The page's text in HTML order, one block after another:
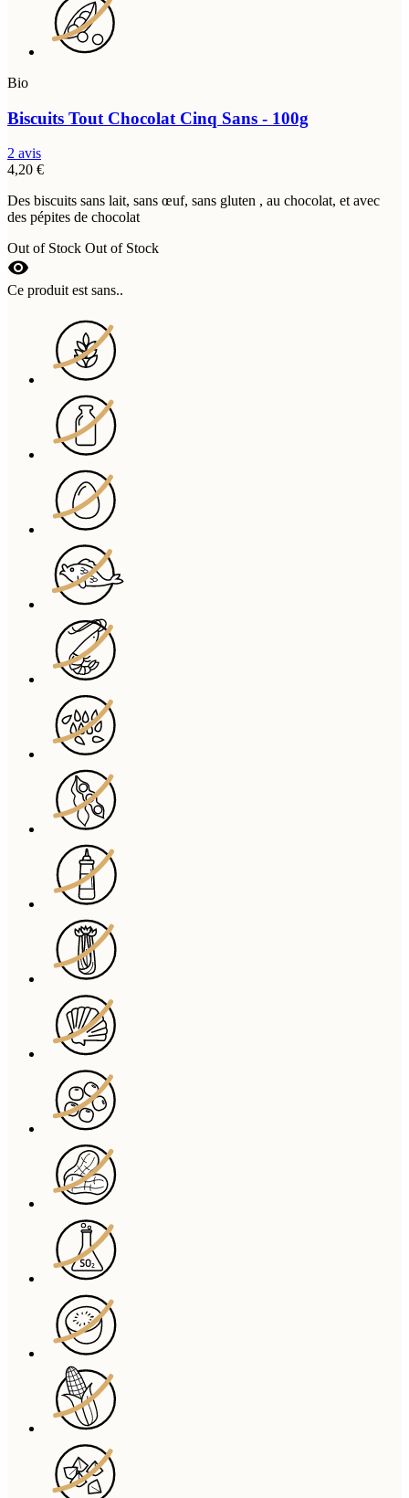
Bio
Biscuits Tout Chocolat Cinq Sans - 100g
2 avis
4,20 €
Des biscuits sans lait, sans œuf, sans gluten , au chocolat, et avec
des pépites de chocolat
Out of Stock Out of Stock
visibility
Ce produit est sans..